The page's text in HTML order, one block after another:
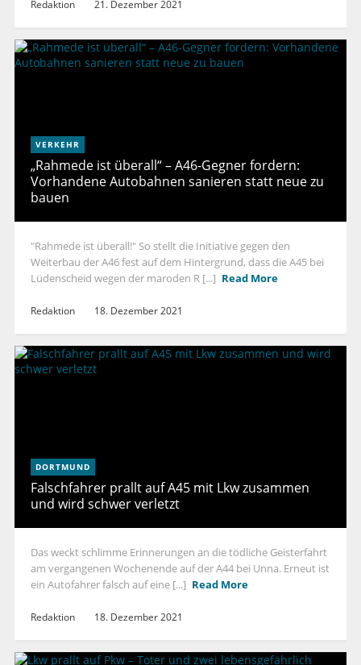
Redaktion 21. Dezember 2021
VERKEHR
„Rahmede ist überall“ – A46-Gegner fordern:
Vorhandene Autobahnen sanieren statt neue zu
bauen
"Rahmede ist überall!" So stellt die Initiative gegen den
Weiterbau der A46 fest auf dem Hintergrund, dass die A45 bei
Lüdenscheid wegen der maroden R [...] Read More
Redaktion 18. Dezember 2021
DORTMUND
Falschfahrer prallt auf A45 mit Lkw zusammen
und wird schwer verletzt
Das weckt schlimme Erinnerungen an die tödliche Geisterfahrt
am vergangenen Wochenende auf der A44 bei Unna. Erneut ist
ein Autofahrer falsch auf eine [...] Read More
Redaktion 18. Dezember 2021